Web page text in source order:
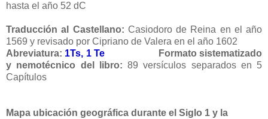
hasta el año 52 dC
Traducción al Castellano: Casiodoro de Reina en el año
1569 y revisado por Cipriano de Valera en el año 1602
Abreviatura: 1Ts, 1 Te Formato sistematizado
y nemotécnico del libro: 89 versículos separados en 5
Capítulos
Mapa ubicación geográfica durante el Siglo 1 y la